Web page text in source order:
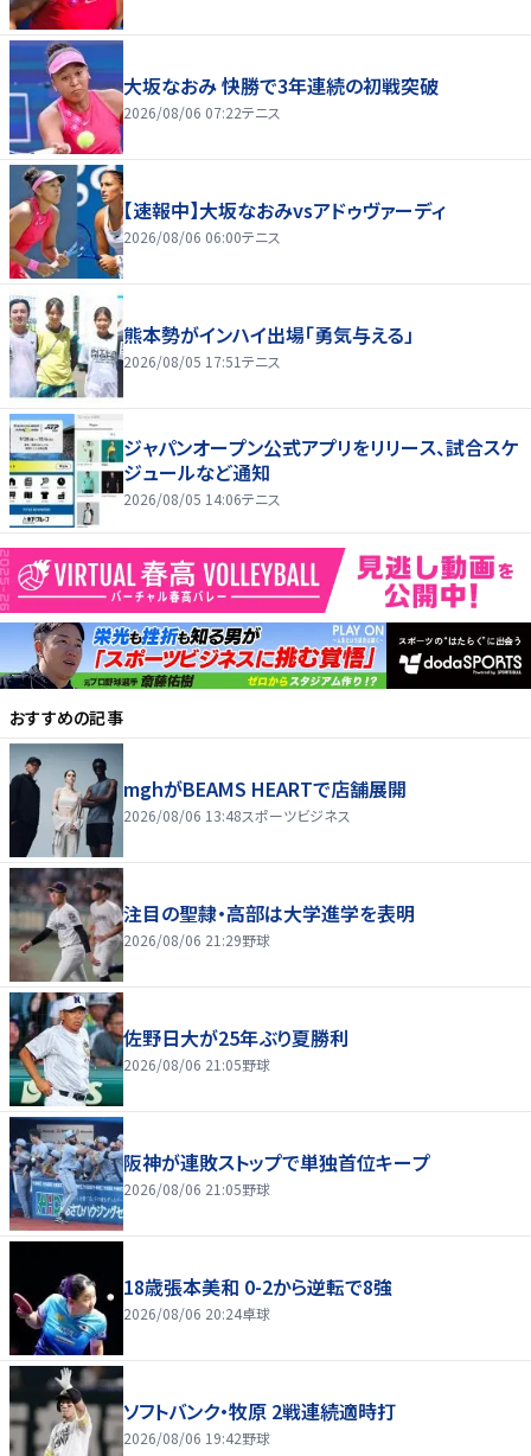
大坂なおみ 快勝で3年連続の初戦突破
2026/08/06 07:22テニス
【速報中】大坂なおみvsアドゥヴァーディ
2026/08/06 06:00テニス
熊本勢がインハイ出場「勇気与える」
2026/08/05 17:51テニス
ジャパンオープン公式アプリをリリース、試合スケ
ジュールなど通知
2026/08/05 14:06テニス
おすすめの記事
mghがBEAMS HEARTで店舗展開
2026/08/06 13:48スポーツビジネス
注目の聖隷・高部は大学進学を表明
2026/08/06 21:29野球
佐野日大が25年ぶり夏勝利
2026/08/06 21:05野球
阪神が連敗ストップで単独首位キープ
2026/08/06 21:05野球
18歳張本美和 0-2から逆転で8強
2026/08/06 20:24卓球
ソフトバンク・牧原 2戦連続適時打
2026/08/06 19:42野球